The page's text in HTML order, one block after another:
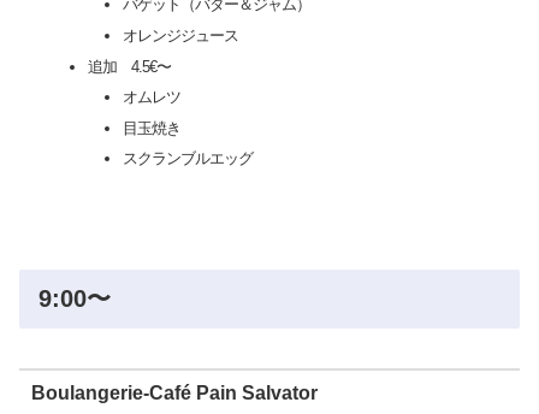
バゲット（バター＆ジャム）
オレンジジュース
追加 4.5€〜
オムレツ
目玉焼き
スクランブルエッグ
9:00〜
Boulangerie-Café Pain Salvator